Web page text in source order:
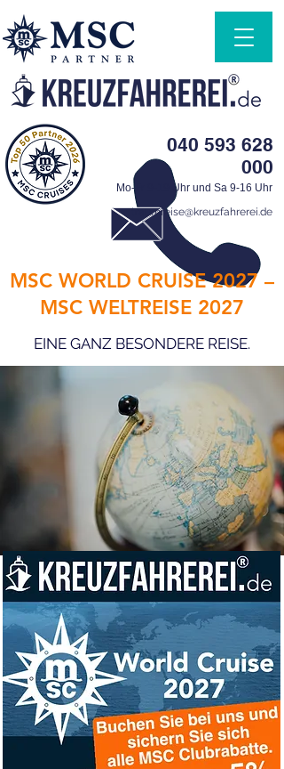
040 593 628
000
traumreise@kreuzfahrerei.de
Mo-Fr 9-19 Uhr und Sa 9-16 Uhr
MSC WORLD CRUISE 2027 –
MSC WELTREISE 2027
EINE GANZ BESONDERE REISE.